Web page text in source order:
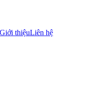
Giới thiệuLiên hệ